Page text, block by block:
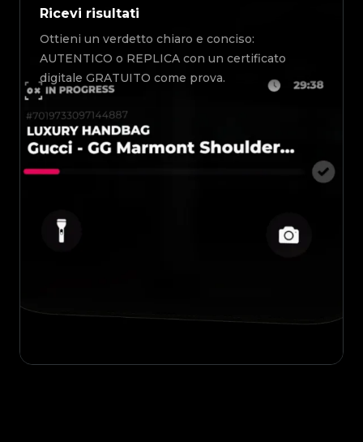
Ricevi risultati
Ottieni un verdetto chiaro e conciso:
AUTENTICO o REPLICA con un certificato
digitale GRATUITO come prova.